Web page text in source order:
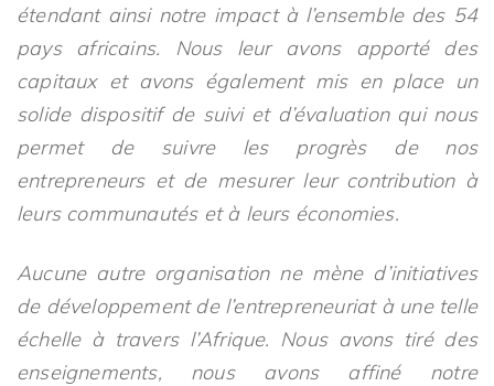
étendant ainsi notre impact à l’ensemble des 54
pays africains. Nous leur avons apporté des
capitaux et avons également mis en place un
solide dispositif de suivi et d’évaluation qui nous
permet de suivre les progrès de nos
entrepreneurs et de mesurer leur contribution à
leurs communautés et à leurs économies.
Aucune autre organisation ne mène d’initiatives
de développement de l’entrepreneuriat à une telle
échelle à travers l’Afrique. Nous avons tiré des
enseignements, nous avons affiné notre